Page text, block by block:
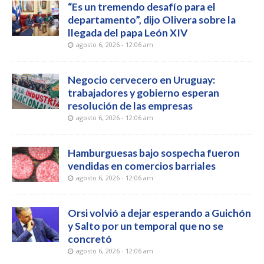
“Es un tremendo desafío para el
departamento”, dijo Olivera sobre la
llegada del papa León XIV
agosto 6, 2026 - 12:06 am
Negocio cervecero en Uruguay:
trabajadores y gobierno esperan
resolución de las empresas
agosto 6, 2026 - 12:06 am
Hamburguesas bajo sospecha fueron
vendidas en comercios barriales
agosto 6, 2026 - 12:06 am
Orsi volvió a dejar esperando a Guichón
y Salto por un temporal que no se
concretó
agosto 6, 2026 - 12:06 am